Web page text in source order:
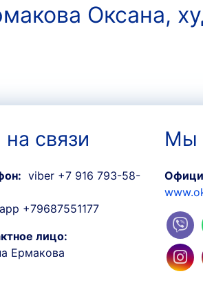
Оксана,
связи
viber +7 916 793-58-
+79687551177
лицо:
Ермакова
Мы